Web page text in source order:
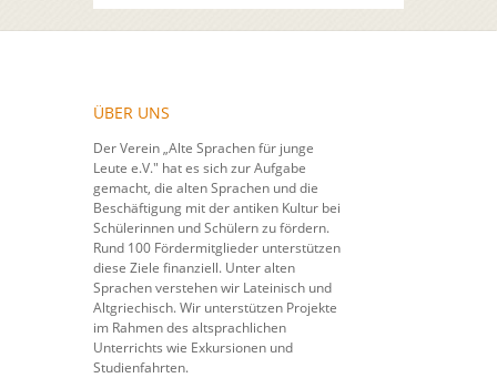
ÜBER UNS
Der Verein „Alte Sprachen für junge
Leute e.V." hat es sich zur Aufgabe
gemacht, die alten Sprachen und die
Beschäftigung mit der antiken Kultur bei
Schülerinnen und Schülern zu fördern.
Rund 100 Fördermitglieder unterstützen
diese Ziele finanziell. Unter alten
Sprachen verstehen wir Lateinisch und
Altgriechisch. Wir unterstützen Projekte
im Rahmen des altsprachlichen
Unterrichts wie Exkursionen und
Studienfahrten.